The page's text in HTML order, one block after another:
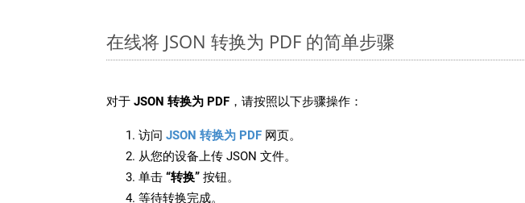
在线将 JSON 转换为 PDF 的简单步骤
对于 JSON 转换为 PDF ，请按照以下步骤操作：
访问 JSON 转换为 PDF 网页。
从您的设备上传 JSON 文件。
单击 “转换” 按钮。
等待转换完成。